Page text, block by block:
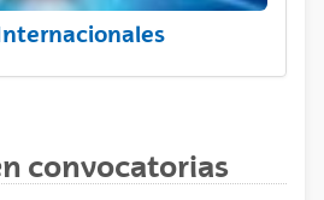
convocatorias